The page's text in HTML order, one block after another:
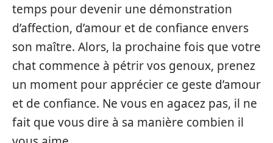
temps pour devenir une démonstration
d’affection, d’amour et de confiance envers
son maître. Alors, la prochaine fois que votre
chat commence à pétrir vos genoux, prenez
un moment pour apprécier ce geste d’amour
et de confiance. Ne vous en agacez pas, il ne
fait que vous dire à sa manière combien il